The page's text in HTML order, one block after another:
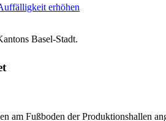
erhöhen
Basel-Stadt.
am Fußboden der Produktionshallen